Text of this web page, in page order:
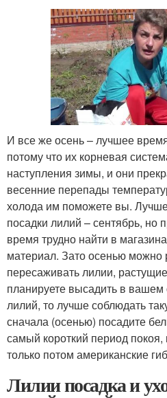
И все же осень – лучшее
потому что их корневая
наступления зимы, и они
весенние перепады
холода им поможете вы.
посадки лилий – сентябрь, но
время трудно найти в
материал. Зато осенью можно
пересаживать лилии,
планируете высадить в вашем
лилий, то лучше соблюдать
сначала (осенью) посадите
самый короткий период покоя,
только потом американские
Лилии посадка и